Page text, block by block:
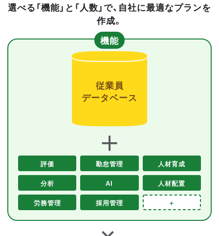
選べる「機能」と「人数」で、自社に最適なプランを
作成。
機能
従業員
データベース
＋
評価 勤怠管理 人材育成
分析 AI 人材配置
労務管理 採用管理 ＋